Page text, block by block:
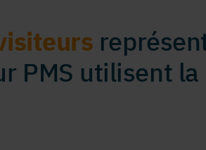
PMS utilisent